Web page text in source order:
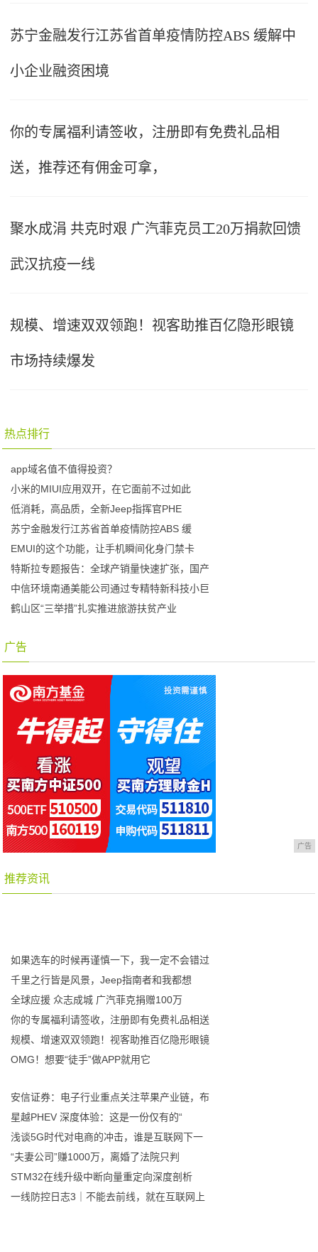
苏宁金融发行江苏省首单疫情防控ABS 缓解中
小企业融资困境
你的专属福利请签收，注册即有免费礼品相
送，推荐还有佣金可拿，
聚水成涓 共克时艰 广汽菲克员工20万捐款回馈
武汉抗疫一线
规模、增速双双领跑！视客助推百亿隐形眼镜
市场持续爆发
热点排行
app域名值不值得投资？
小米的MIUI应用双开，在它面前不过如此
低消耗，高品质，全新Jeep指挥官PHE
苏宁金融发行江苏省首单疫情防控ABS 缓
EMUI的这个功能，让手机瞬间化身门禁卡
特斯拉专题报告：全球产销量快速扩张，国产
中信环境南通美能公司通过专精特新科技小巨
鹤山区“三举措”扎实推进旅游扶贫产业
广告
广告
推荐资讯
如果选车的时候再谨慎一下，我一定不会错过
千里之行皆是风景，Jeep指南者和我都想
全球应援 众志成城 广汽菲克捐赠100万
你的专属福利请签收，注册即有免费礼品相送
规模、增速双双领跑！视客助推百亿隐形眼镜
OMG！想要“徒手”做APP就用它
安信证券：电子行业重点关注苹果产业链，布
星越PHEV 深度体验：这是一份仅有的“
浅谈5G时代对电商的冲击，谁是互联网下一
“夫妻公司”赚1000万，离婚了法院只判
STM32在线升级中断向量重定向深度剖析
一线防控日志3｜不能去前线，就在互联网上